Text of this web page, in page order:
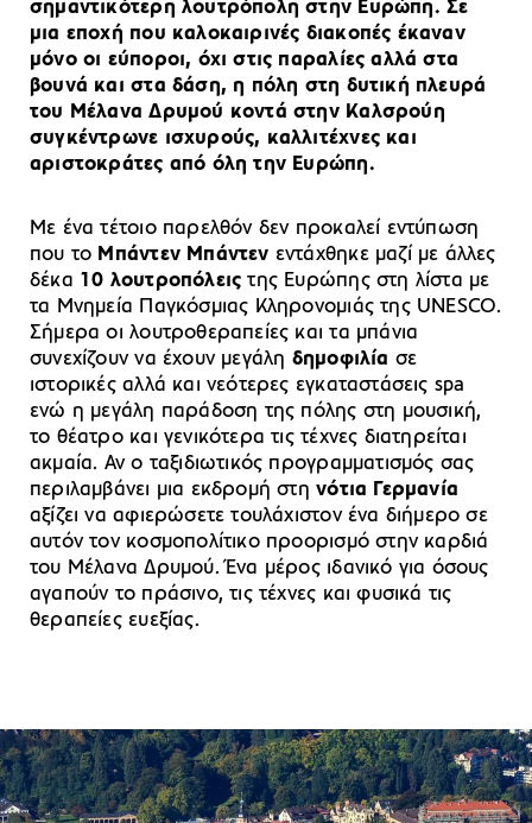
σημαντικότερη λουτρόπολη στην Ευρώπη. Σε
μια εποχή που καλοκαιρινές διακοπές έκαναν
μόνο οι εύποροι, όχι στις παραλίες αλλά στα
βουνά και στα δάση, η πόλη στη δυτική πλευρά
του Μέλανα Δρυμού κοντά στην Καλσρούη
συγκέντρωνε ισχυρούς, καλλιτέχνες και
αριστοκράτες από όλη την Ευρώπη.
Με ένα τέτοιο παρελθόν δεν προκαλεί εντύπωση
που το Μπάντεν Μπάντεν εντάχθηκε μαζί με άλλες
δέκα 10 λουτροπόλεις της Ευρώπης στη λίστα με
τα Μνημεία Παγκόσμιας Κληρονομιάς της UNESCO.
Σήμερα οι λουτροθεραπείες και τα μπάνια
συνεχίζουν να έχουν μεγάλη δημοφιλία σε
ιστορικές αλλά και νεότερες εγκαταστάσεις spa
ενώ η μεγάλη παράδοση της πόλης στη μουσική,
το θέατρο και γενικότερα τις τέχνες διατηρείται
ακμαία. Αν ο ταξιδιωτικός προγραμματισμός σας
περιλαμβάνει μια εκδρομή στηνότια Γερμανία
αξίζει να αφιερώσετε τουλάχιστον ένα διήμερο σε
αυτόν τον κοσμοπολίτικο προορισμό στην καρδιά
του Μέλανα Δρυμού. Ένα μέρος ιδανικό για όσους
αγαπούν το πράσινο, τις τέχνες και φυσικά τις
θεραπείες ευεξίας.